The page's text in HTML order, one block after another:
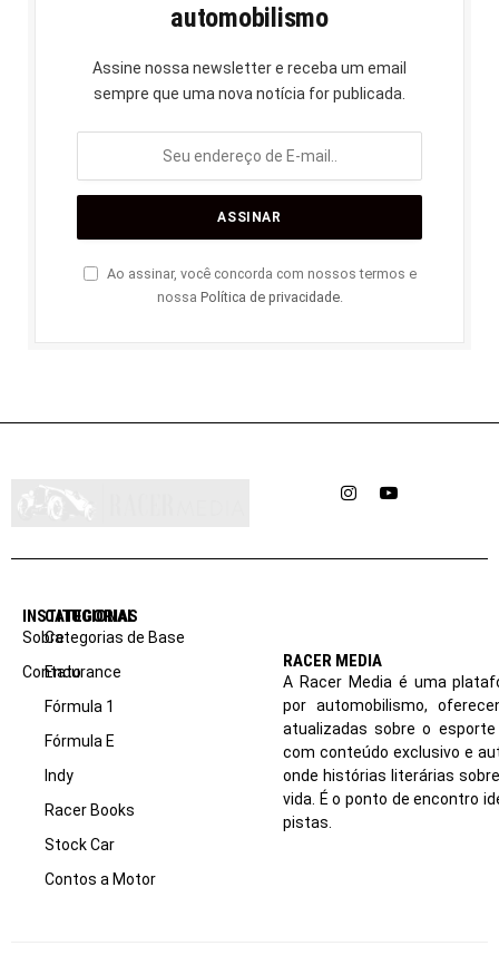
automobilismo
Assine nossa newsletter e receba um email
sempre que uma nova notícia for publicada.
Ao assinar, você concorda com nossos termos e
nossa Política de privacidade.
InstagramYouTube
INSTITUCIONAL
Sobre
Contato
CATEGORIAS
Categorias de Base
Endurance
Fórmula 1
Fórmula E
Indy
Racer Books
Stock Car
Contos a Motor
RACER MEDIA
A Racer Media é uma
por automobilismo,
atualizadas sobre o
com conteúdo exclusivo e
onde histórias literárias
vida. É o ponto de encontro
pistas.